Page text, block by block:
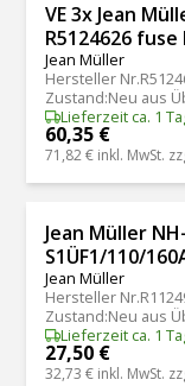
VE 3x Jean
R5124626
Jean Müller
Hersteller Nr.
Zustand:Neu aus
Lieferzeit ca. 1
60,35 €
71,82 € inkl. MwSt.
Jean Müller
S1ÜF1/110/
Jean Müller
Hersteller Nr.
Zustand:Neu aus
Lieferzeit ca. 1
27,50 €
32,73 € inkl. MwSt.